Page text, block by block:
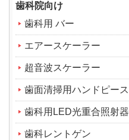
歯科院向け
歯科用 バー
エアースケーラー
超音波スケーラー
歯面清掃用ハンドピース
歯科用LED光重合照射器
歯科レントゲン